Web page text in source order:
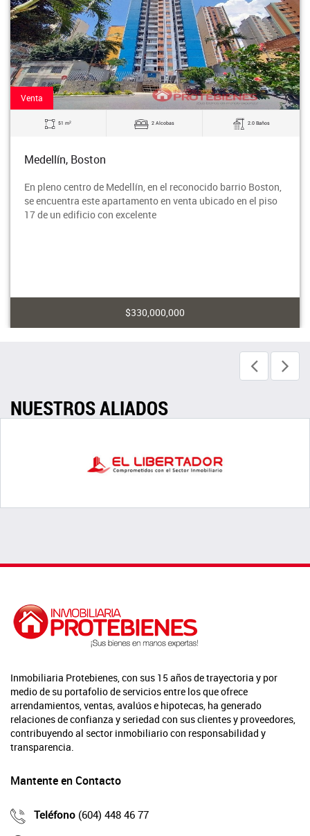
Venta
51 m2 2 Alcobas 2.0 Baños
Medellín, Boston
En pleno centro de Medellín, en el reconocido barrio Boston,
se encuentra este apartamento en venta ubicado en el piso
17 de un edificio con excelente
$330,000,000
NUESTROS ALIADOS
Inmobiliaria Protebienes, con sus 15 años de trayectoria y por
medio de su portafolio de servicios entre los que ofrece
arrendamientos, ventas, avalúos e hipotecas, ha generado
relaciones de confianza y seriedad con sus clientes y proveedores,
contribuyendo al sector inmobiliario con responsabilidad y
transparencia.
Mantente en Contacto
Teléfono (604) 448 46 77